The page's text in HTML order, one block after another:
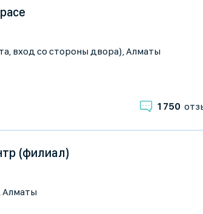
вход со стороны двора), Алматы
1 750
(филиал)
Алматы